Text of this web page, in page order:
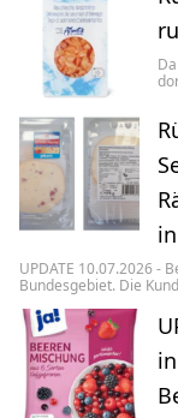
UPDATE 10.07.2026 -
Bundesgebiet. Die